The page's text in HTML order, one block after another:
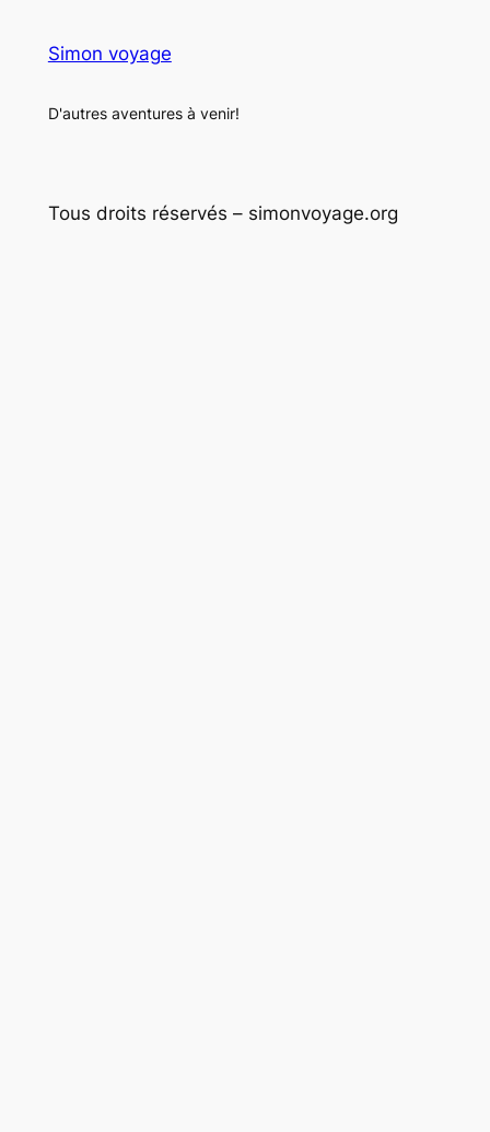
Simon voyage
D'autres aventures à venir!
Tous droits réservés – simonvoyage.org